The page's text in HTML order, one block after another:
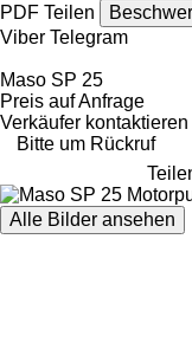
PDF Teilen
Viber Telegram
Maso SP 25
Preis auf Anfrage
Verkäufer kontaktieren
Bitte um Rückruf
Alle Bilder ansehen